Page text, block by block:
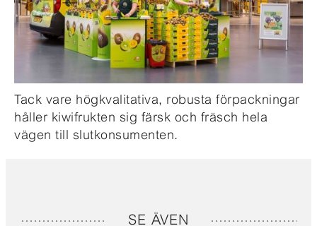
Tack vare högkvalitativa, robusta förpackningar
håller kiwifrukten sig färsk och fräsch hela
vägen till slutkonsumenten.
SE ÄVEN